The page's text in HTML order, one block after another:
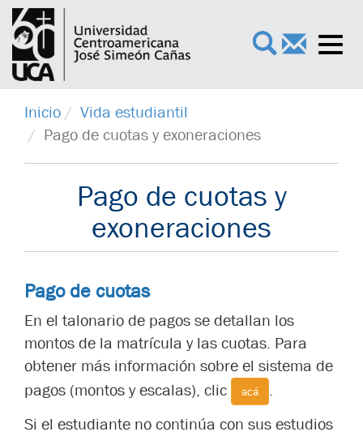
×
Inicio
Vida estudiantil
Pago de cuotas y exoneraciones
Pago de cuotas y
exoneraciones
Pago de cuotas
En el talonario de pagos se detallan los
montos de la matrícula y las cuotas. Para
obtener más información sobre el sistema de
pagos (montos y escalas), clic
acá
.
Si el estudiante no continúa con sus estudios